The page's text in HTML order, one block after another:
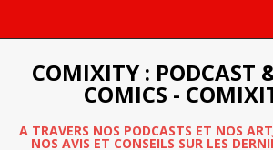
COMIXITY : PODCAST
COMICS -
A TRAVERS NOS PODCASTS ET NOS
NOS AVIS ET CONSEILS SUR LES